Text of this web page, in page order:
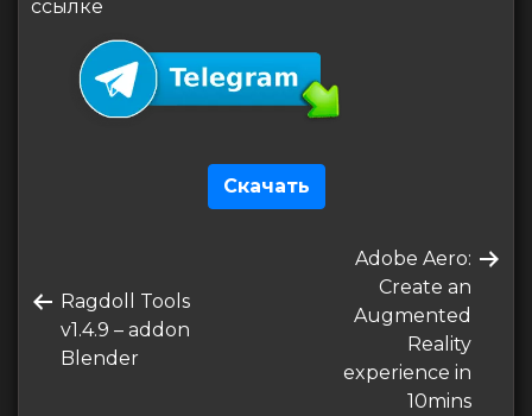
ссылке
Скачать
записям
Предыдущая
запись
Ragdoll Tools
v1.4.9 – addon
Blender
Следующая
запись
Adobe Aero:
Create an
Augmented
Reality
experience in
10mins